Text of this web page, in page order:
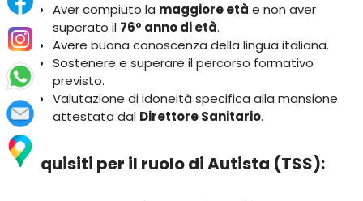
Aver compiuto la maggiore età e non aver
superato il 76º anno di età.
Avere buona conoscenza della lingua italiana.
Sostenere e superare il percorso formativo
previsto.
Valutazione di idoneità specifica alla mansione
attestata dal Direttore Sanitario.​
Requisiti per il ruolo di Autista (TSS):